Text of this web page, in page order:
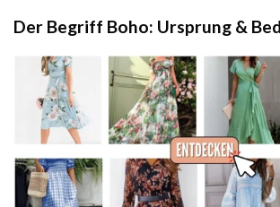
Der Begriff Boho: Ursprung &